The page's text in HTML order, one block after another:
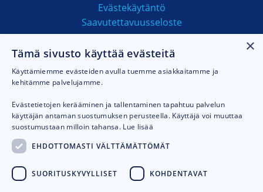
Evästekäytäntö
Saavutettavuusseloste
MAKSUTAVAT
×
Tämä sivusto käyttää evästeitä
Käyttämiemme evästeiden avulla tuemme asiakkaitamme ja
kehitämme palvelujamme.
Evästetietojen kerääminen ja tallentaminen tapahtuu palvelun
käyttäjän antaman suostumuksen perusteella. Käyttäjä voi muuttaa
suostumustaan milloin tahansa. Lue lisää
EHDOTTOMASTI VÄLTTÄMÄTTÖMÄT
SUORITUSKYVYLLISET KOHDENTAVAT